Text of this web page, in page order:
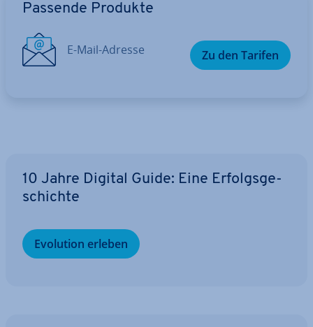
Passende Produkte
E-Mail-Adresse Zu den Tarifen
10 Jahre Digital Guide: Eine Er­folgs­ge­
schich­te
Evolution erleben